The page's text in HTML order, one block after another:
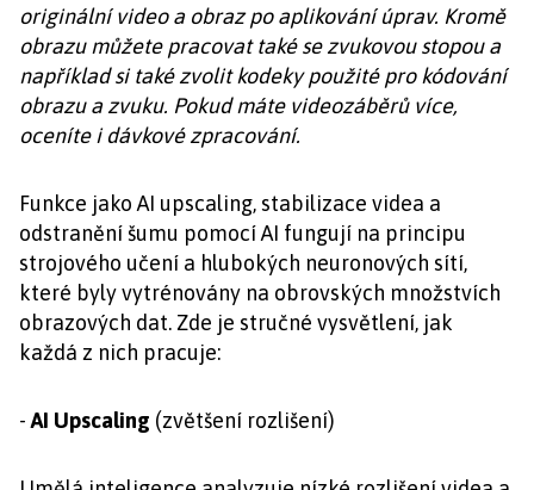
originální video a obraz po aplikování úprav. Kromě
obrazu můžete pracovat také se zvukovou stopou a
například si také zvolit kodeky použité pro kódování
obrazu a zvuku. Pokud máte videozáběrů více,
oceníte i dávkové zpracování.
Funkce jako AI upscaling, stabilizace videa a
odstranění šumu pomocí AI fungují na principu
strojového učení a hlubokých neuronových sítí,
které byly vytrénovány na obrovských množstvích
obrazových dat. Zde je stručné vysvětlení, jak
každá z nich pracuje:
-AI Upscaling (zvětšení rozlišení)